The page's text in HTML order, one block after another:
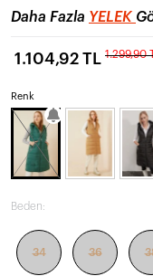
Daha Fazla YELEK
1.104,92 TL 1.299,90
Renk
Beden:
34 36